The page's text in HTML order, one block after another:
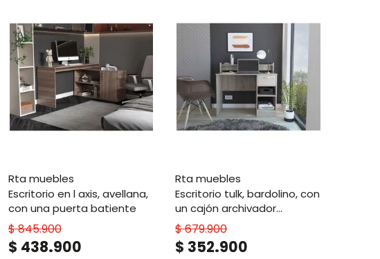
rta muebles
escritorio en l axis, avellana,
con una puerta batiente
$845.900
$ 438.900
rta muebles
escritorio tulk, bardolino, con
un cajón archivador
archivador y dos
entrepaños
$679.900
$ 352.900